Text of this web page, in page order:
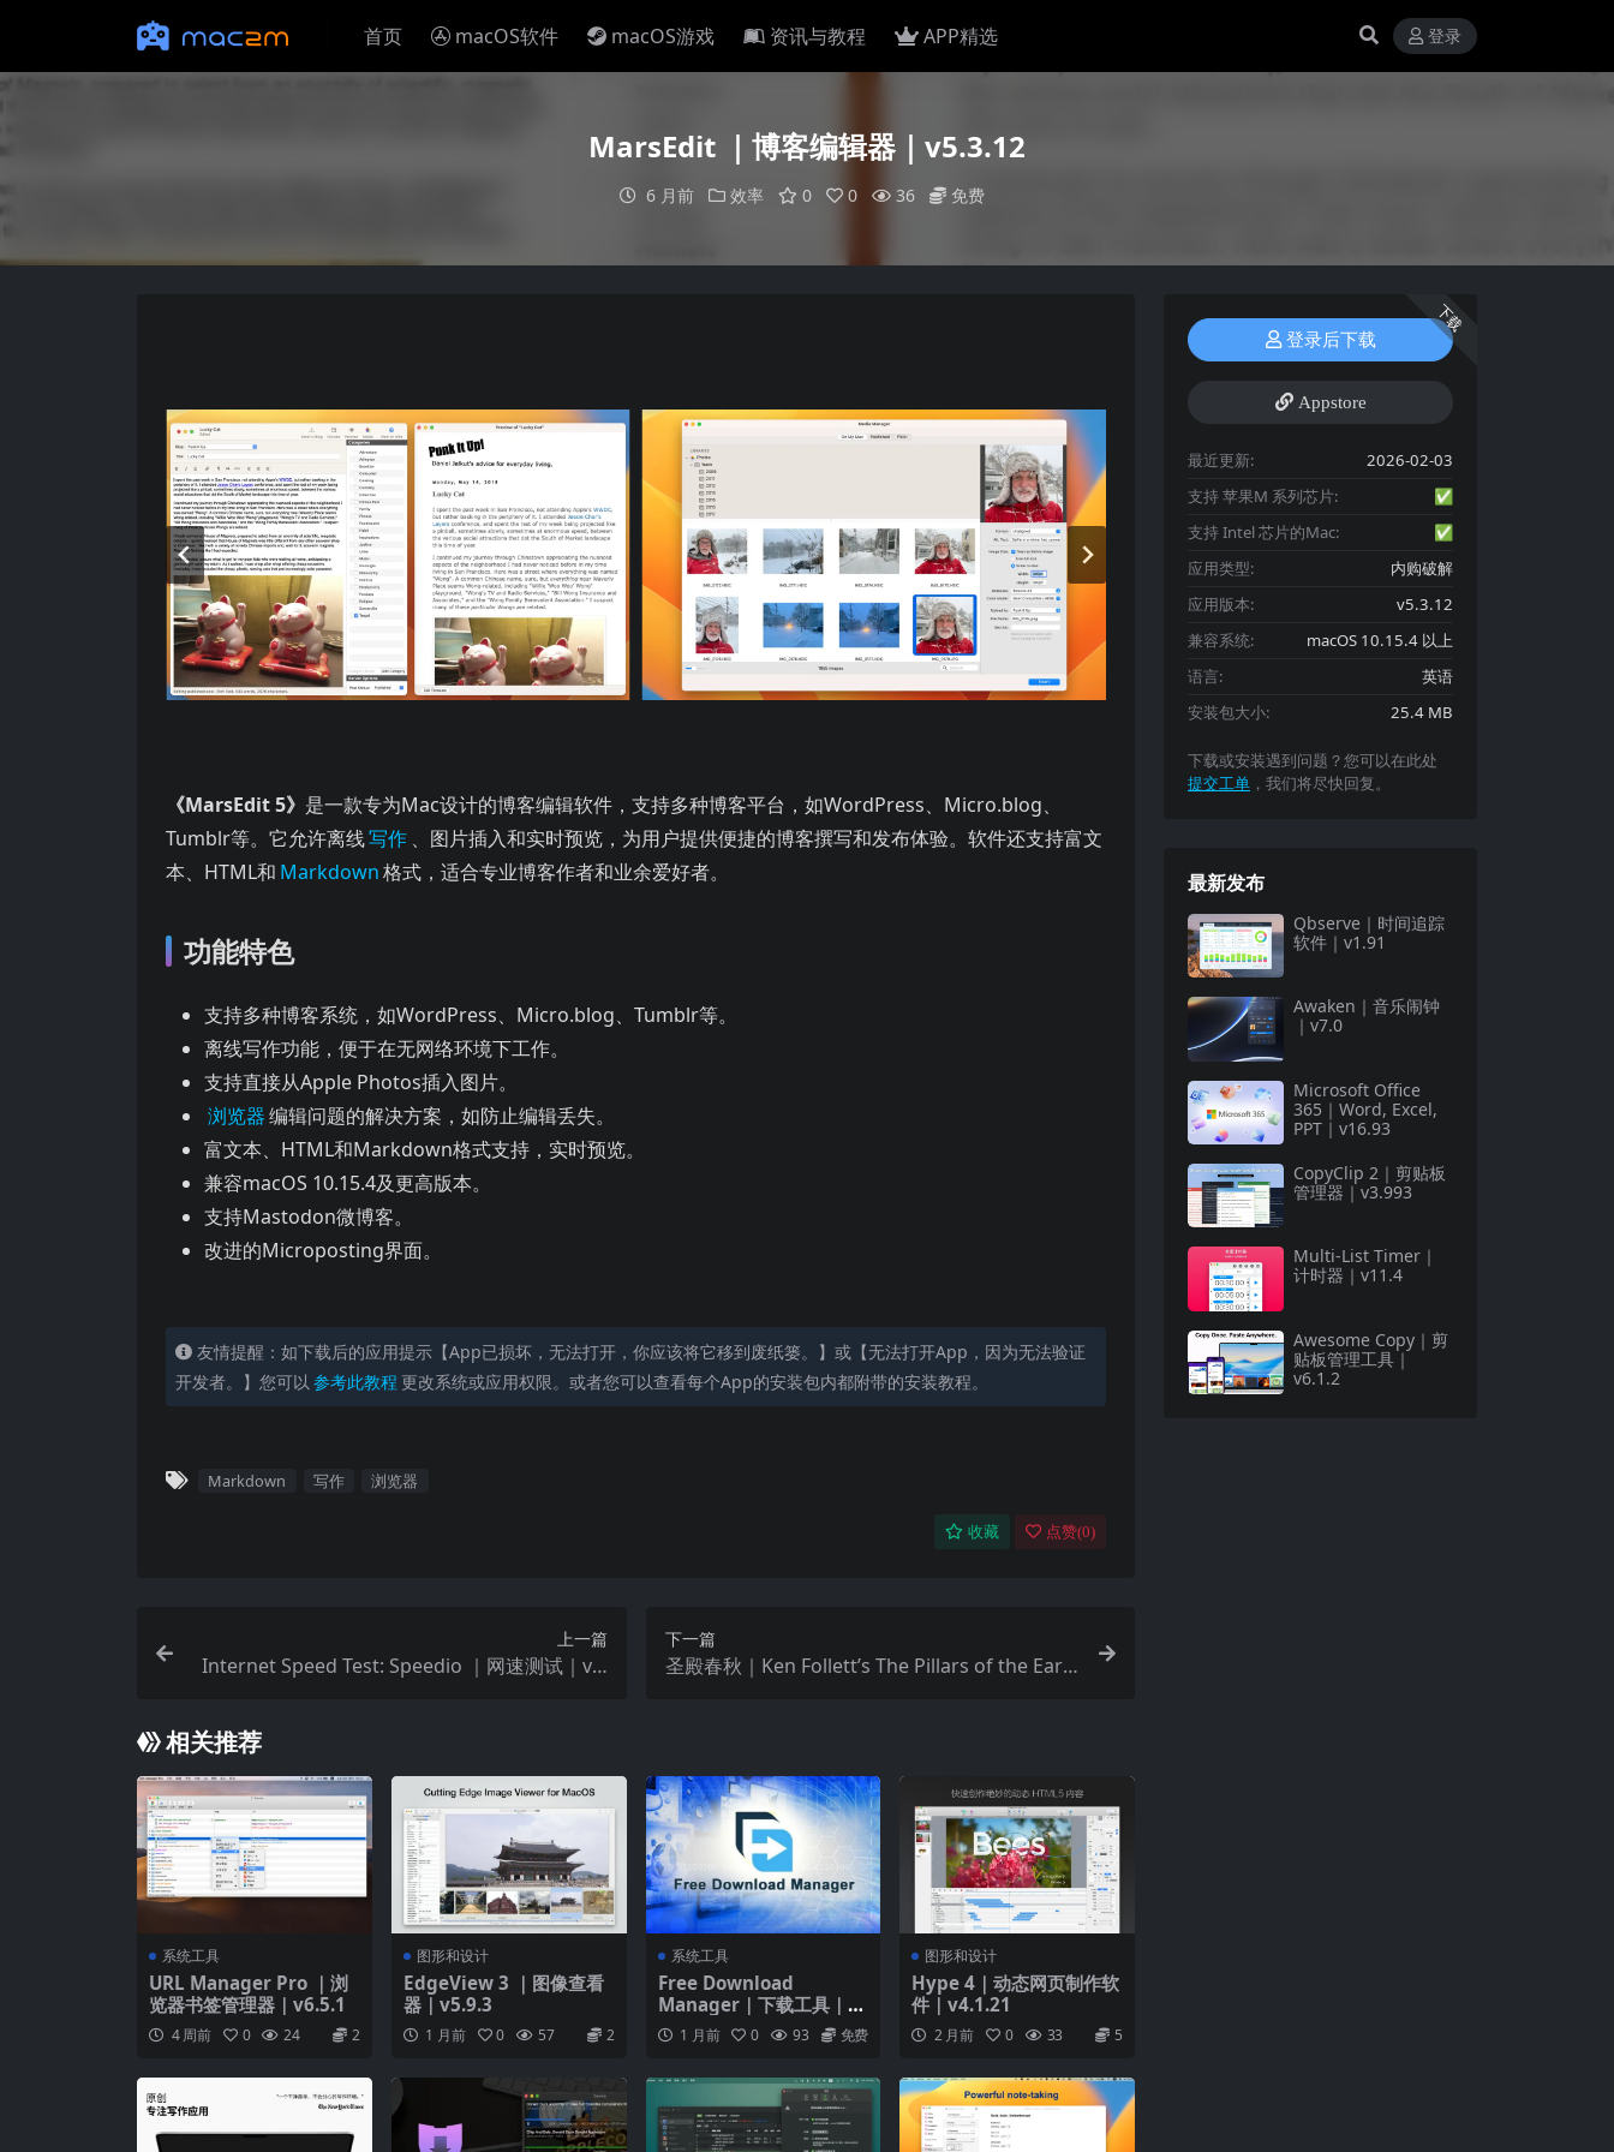
首页 macOS软件 macOS游戏 资讯与教程 APP精选 登录
MarsEdit ｜博客编辑器｜v5.3.12
6 月前 效率 0 0 36 免费
《MarsEdit 5》 是一款专为Mac设计的博客编辑软件，支持多种博客平台，如WordPress、Micro.blog、
Tumblr等。它允许离线写作 、图片插入和实时预览，为用户提供便捷的博客撰写和发布体验。软件还支持富文
本、HTML和 Markdown格式，适合专业博客作者和业余爱好者。
功能特色
支持多种博客系统，如WordPress、Micro.blog、Tumblr等。
离线写作功能，便于在无网络环境下工作。
支持直接从Apple Photos插入图片。
浏览器编辑问题的解决方案，如防止编辑丢失。
富文本、HTML和Markdown格式支持，实时预览。
兼容macOS 10.15.4及更高版本。
支持Mastodon微博客。
改进的Microposting界面。
友情提醒：如下载后的应用提示【App已损坏，无法打开，你应该将它移到废纸篓。】或【无法打开App，因为无法验证
开发者。】您可以 参考此教程 更改系统或应用权限。或者您可以查看每个App的安装包内都附带的安装教程。
Markdown 写作 浏览器
收藏 点赞(0)
上一篇
Internet Speed Test: Speedio ｜网速测试｜v3.
下一篇
圣殿春秋｜Ken Follett’s The Pillars of the Eart
相关推荐
系统工具
URL Manager Pro ｜浏
览器书签管理器｜v6.5.1
4 周前 0 24 2
图形和设计
EdgeView 3 ｜图像查看
器｜v5.9.3
1 月前 0 57 2
系统工具
Free Download
Manager｜下载工具｜
v6.34.1
1 月前 0 93 免费
图形和设计
Hype 4｜动态网页制作软
件｜v4.1.21
2 月前 0 33 5
下载
登录后下载
Appstore
最近更新:
2026-02-03
支持 苹果M 系列芯片:
✅
支持 Intel 芯片的Mac:
✅
应用类型:
内购破解
应用版本:
v5.3.12
兼容系统:
macOS 10.15.4 以上
语言:
英语
安装包大小:
25.4 MB
下载或安装遇到问题？您可以在此处
提交工单 ，我们将尽快回复。
最新发布
Qbserve｜时间追踪
软件｜v1.91
Awaken｜音乐闹钟
｜v7.0
Microsoft Office
365｜Word, Excel,
PPT｜v16.93
CopyClip 2｜剪贴板
管理器｜v3.993
Multi-List Timer｜
计时器｜v11.4
Awesome Copy｜剪
贴板管理工具｜
v6.1.2